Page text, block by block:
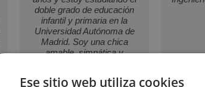
doble grado de educación
infantil y primaria en la
Universidad Autónoma de
Madrid. Soy una chica
amable, simpática y
Ese sitio web utiliza cookies